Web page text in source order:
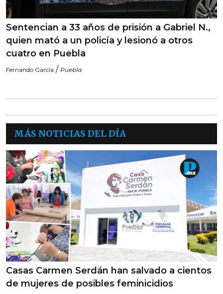
Sentencian a 33 años de prisión a Gabriel N.,
quien mató a un policía y lesionó a otros
cuatro en Puebla
Fernando García / Puebla
MÁS NOTICIAS DEL DÍA
Casas Carmen Serdán han salvado a cientos
de mujeres de posibles feminicidios